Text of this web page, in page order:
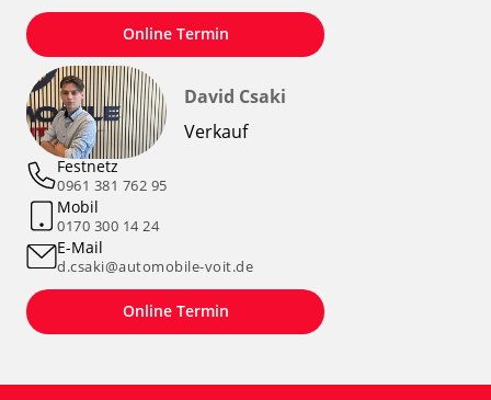
Online Termin
David Csaki
Verkauf
Festnetz
0961 381 762 95
Mobil
0170 300 14 24
E-Mail
d.csaki@automobile-voit.de
Online Termin